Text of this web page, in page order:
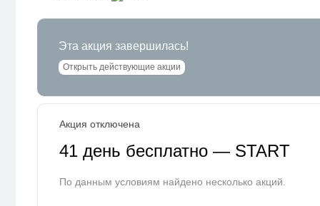
Эта акция завершилась!
Открыть действующие акции
Акция отключена
41 день бесплатно — START
По данным условиям найдено несколько акций.